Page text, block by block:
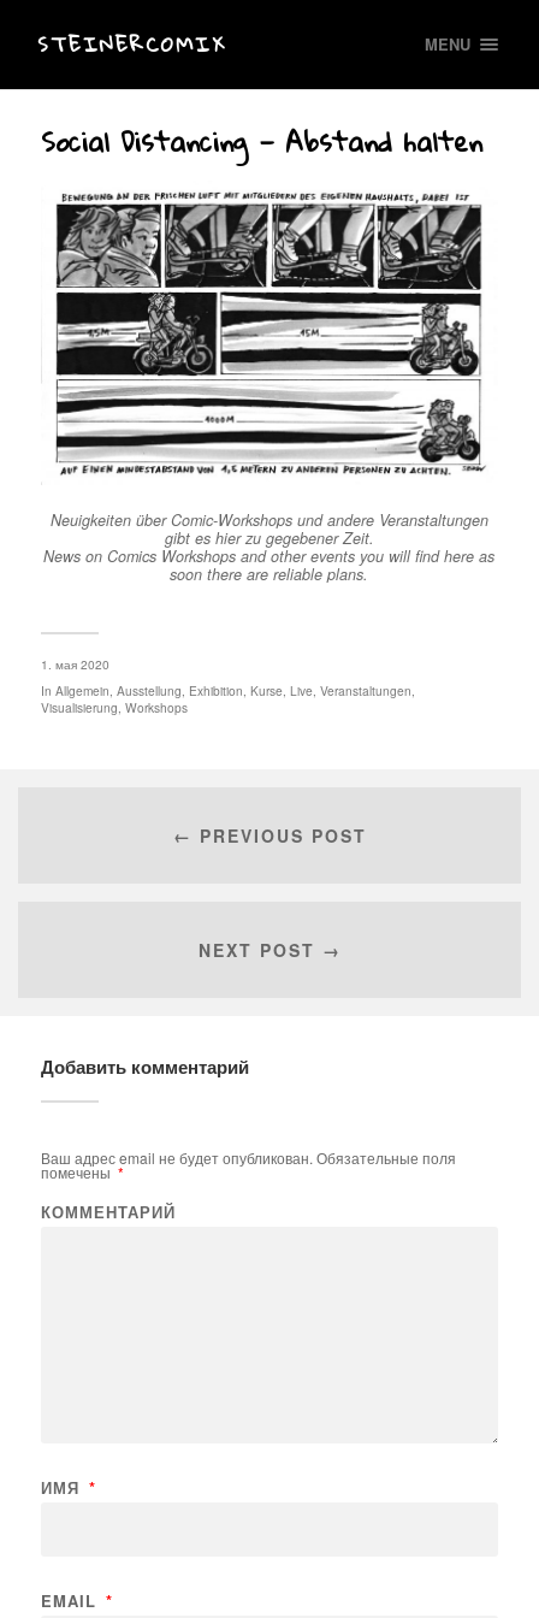
STEINERCOMIX MENU
Social Distancing — Abstand halten
Neuigkeiten über Comic-Workshops und andere Veranstaltungen
gibt es hier zu gegebener Zeit.
News on Comics Workshops and other events you will find here as
soon there are reliable plans.
1. мая 2020
In Allgemein Ausstellung Exhibition Kurse, Live, Veranstaltungen
Visualisierung Workshops
← PREVIOUS POST
NEXT POST →
Добавить комментарий
Ваш адрес email не будет опубликован. Обязательные поля
помечены *
КОММЕНТАРИЙ
ИМЯ *
EMAIL *